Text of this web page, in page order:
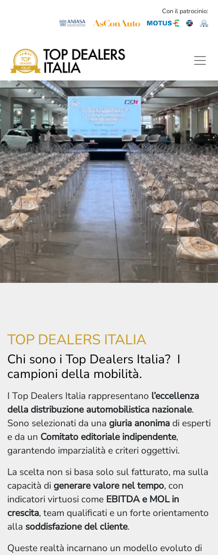
Con il patrocinio:
TOP DEALERS ITALIA
Chi sono i Top Dealers Italia? I
campioni della mobilità.
I Top Dealers Italia rappresentano l’eccellenza
della distribuzione automobilistica nazionale.
Sono selezionati da una giuria anonima di esperti
e da un Comitato editoriale indipendente,
garantendo imparzialità e criteri oggettivi.
La scelta non si basa solo sul fatturato, ma sulla
capacità di generare valore nel tempo, con
indicatori virtuosi come EBITDA e MOL in
crescita, team qualificati e un forte orientamento
alla soddisfazione del cliente.
Queste realtà incarnano un modello evoluto di